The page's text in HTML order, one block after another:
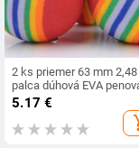
2 ks priemer 63 mm 2,48
palca dúhová EVA
loptička golfová cvičebná
pomôcka pre vnútorný
tréning mäkká golfová
tréningová loptička pre
5.17 €